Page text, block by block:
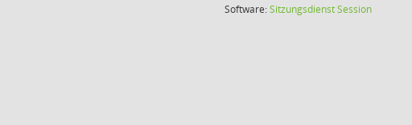
Software:SitzungsdienstSession(Wird in